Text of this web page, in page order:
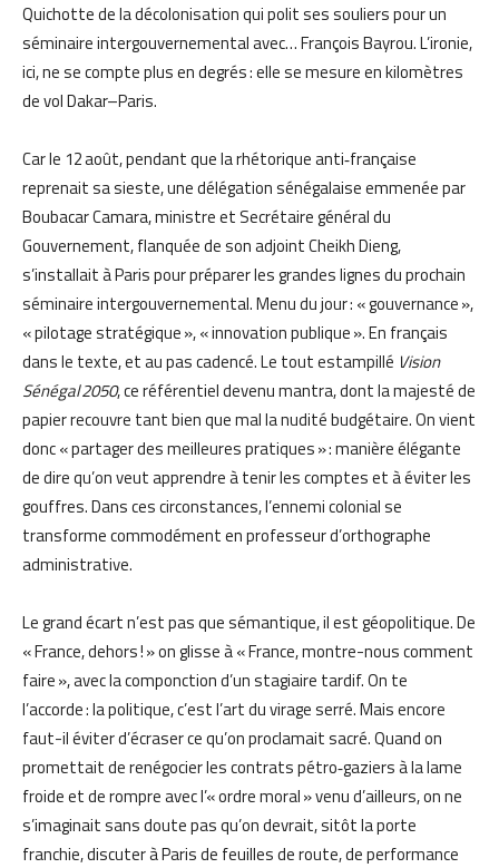
Quichotte de la décolonisation qui polit ses souliers pour un
séminaire intergouvernemental avec… François Bayrou. L’ironie,
ici, ne se compte plus en degrés : elle se mesure en kilomètres
de vol Dakar–Paris.
Car le 12 août, pendant que la rhétorique anti‑française
reprenait sa sieste, une délégation sénégalaise emmenée par
Boubacar Camara, ministre et Secrétaire général du
Gouvernement, flanquée de son adjoint Cheikh Dieng,
s’installait à Paris pour préparer les grandes lignes du prochain
séminaire intergouvernemental. Menu du jour : « gouvernance »,
« pilotage stratégique », « innovation publique ». En français
dans le texte, et au pas cadencé. Le tout estampillé Vision
Sénégal 2050, ce référentiel devenu mantra, dont la majesté de
papier recouvre tant bien que mal la nudité budgétaire. On vient
donc « partager des meilleures pratiques » : manière élégante
de dire qu’on veut apprendre à tenir les comptes et à éviter les
gouffres. Dans ces circonstances, l’ennemi colonial se
transforme commodément en professeur d’orthographe
administrative.
Le grand écart n’est pas que sémantique, il est géopolitique. De
« France, dehors ! » on glisse à « France, montre-nous comment
faire », avec la componction d’un stagiaire tardif. On te
l’accorde : la politique, c’est l’art du virage serré. Mais encore
faut-il éviter d’écraser ce qu’on proclamait sacré. Quand on
promettait de renégocier les contrats pétro‑gaziers à la lame
froide et de rompre avec l’« ordre moral » venu d’ailleurs, on ne
s’imaginait sans doute pas qu’on devrait, sitôt la porte
franchie, discuter à Paris de feuilles de route, de performance